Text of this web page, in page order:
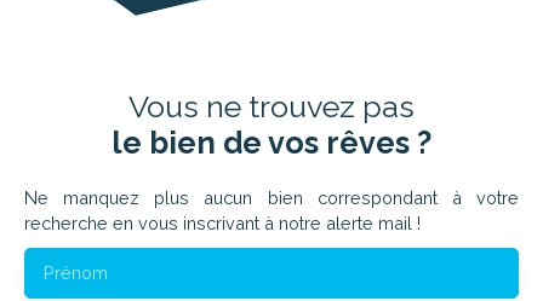
Vous ne trouvez pas
le bien de vos rêves ?
Ne manquez plus aucun bien correspondant à votre
recherche en vous inscrivant à notre alerte mail !
Prénom